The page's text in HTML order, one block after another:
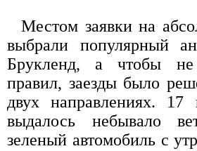
Местом заявки на
выбрали популярный
Брукленд, а чтобы не
правил, заезды было
двух направлениях. 17
выдалось небывало
зеленый автомобиль с